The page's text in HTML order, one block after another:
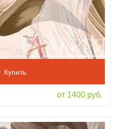
Купить
от 1400 руб.